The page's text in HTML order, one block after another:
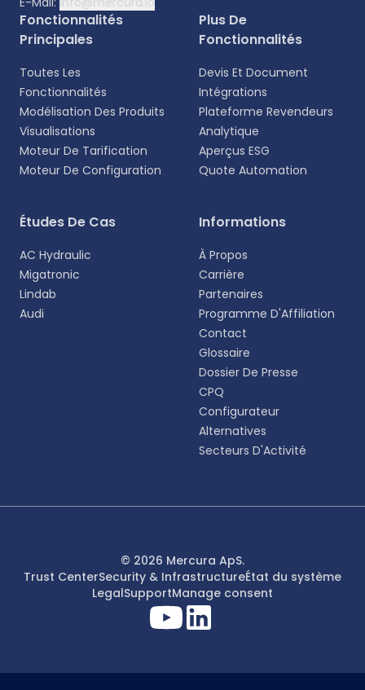
Fonctionnalités
Principales
Toutes Les
Fonctionnalités
Modélisation Des Produits
Visualisations
Moteur De Tarification
Moteur De Configuration
Plus De
Fonctionnalités
Devis Et Document
Intégrations
Plateforme Revendeurs
Analytique
Aperçus ESG
Quote Automation
Études De Cas
AC Hydraulic
Migatronic
Lindab
Audi
Informations
À Propos
Carrière
Partenaires
Programme D'Affiliation
Contact
Glossaire
Dossier De Presse
CPQ
Configurateur
Alternatives
Secteurs D'Activité
© 2026 Mercura ApS.
Trust CenterSecurity & InfrastructureÉtat du système
LegalSupportManage consent